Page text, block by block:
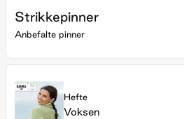
Strikkepinner
Anbefalte pinner
Hefte
Voksen